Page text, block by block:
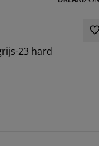
23 hard